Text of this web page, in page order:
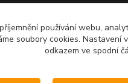
Upravit sběr
používání webu,
soubory cookies.
odkazem ve spodní